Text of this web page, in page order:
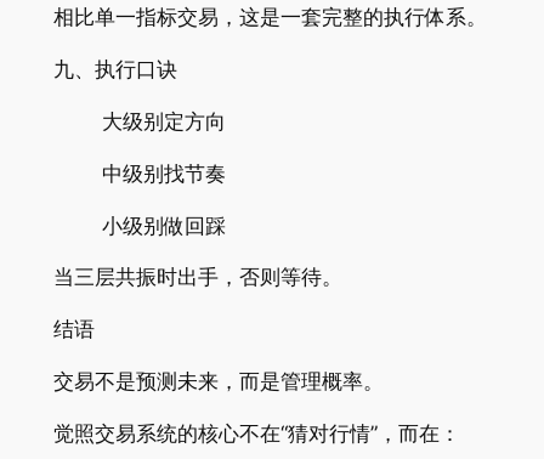
相比单一指标交易，这是一套完整的执行体系。
九、执行口诀
大级别定方向
中级别找节奏
小级别做回踩
当三层共振时出手，否则等待。
结语
交易不是预测未来，而是管理概率。
觉照交易系统的核心不在“猜对行情”，而在：